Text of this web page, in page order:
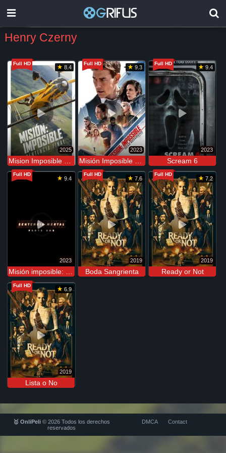
Henry Czerny
8.4
2025
Full HD
9.3
2023
Full HD
9.4
Scream 6
2023
Full HD
9.4
2023
Full HD
7.6
Boda Sangrienta
2019
Full HD
7.2
Ready or Not
2019
Full HD
6.9
Lista o No
2019
Full HD
🥇 OnliPeli © 2026 Todos los derechos
reservados
DMCA Contact